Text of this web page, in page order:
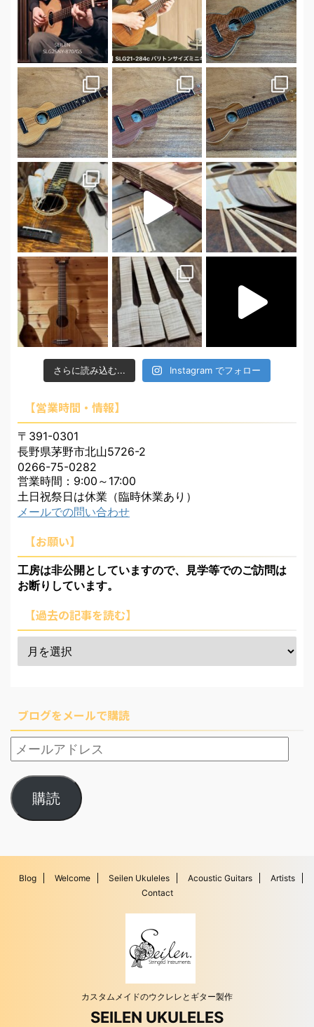
さらに読み込む... Instagram でフォロー
【営業時間・情報】
〒391-0301
長野県茅野市北山5726-2
0266-75-0282
営業時間：9:00～17:00
土日祝祭日は休業（臨時休業あり）
メールでの問い合わせ
【お願い】
工房は非公開としていますので、見学等でのご訪問は
お断りしています。
【過去の記事を読む】
ブログをメールで購読
購読
Blog Welcome Seilen Ukuleles Acoustic Guitars
Artists
Contact
カスタムメイドのウクレレとギター製作
SEILEN UKULELES